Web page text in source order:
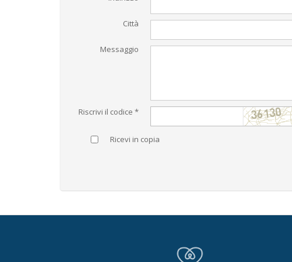
Città
Messaggio
Riscrivi il codice *
Ricevi in copia